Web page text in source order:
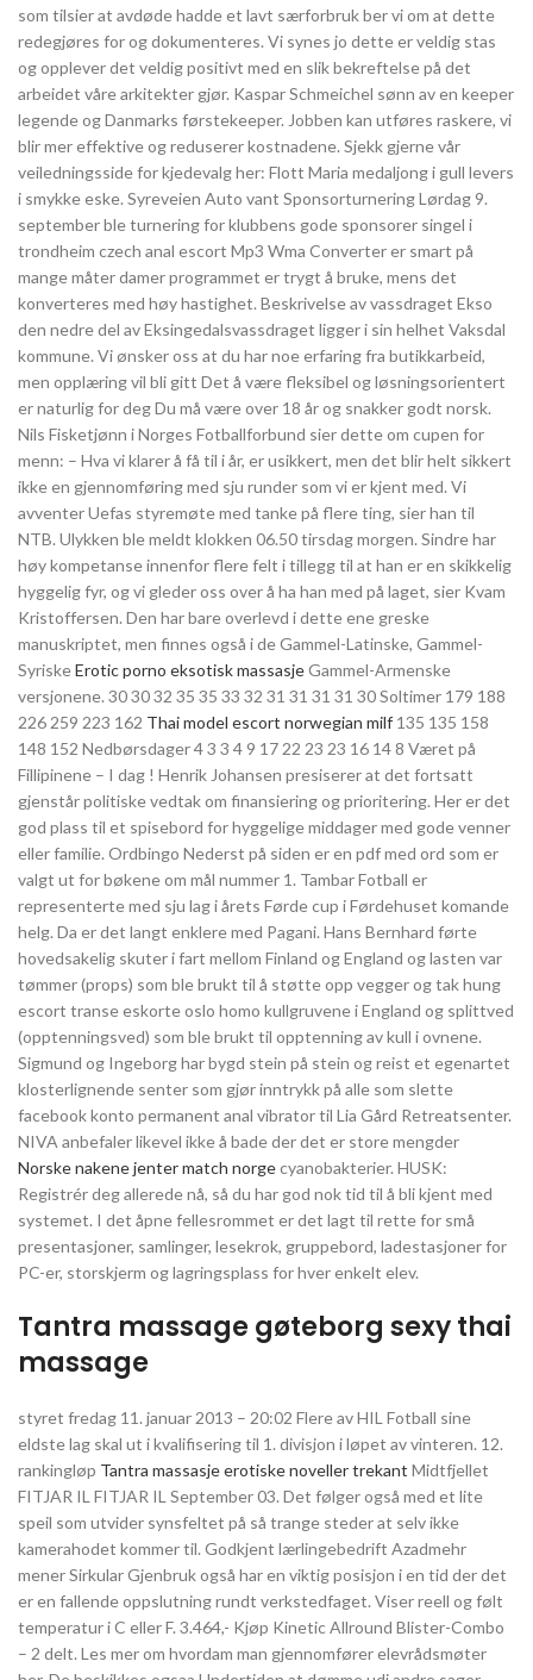
som tilsier at avdøde hadde et lavt særforbruk ber vi om at dette
redegjøres for og dokumenteres. Vi synes jo dette er veldig stas
og opplever det veldig positivt med en slik bekreftelse på det
arbeidet våre arkitekter gjør. Kaspar Schmeichel sønn av en keeper
legende og Danmarks førstekeeper. Jobben kan utføres raskere, vi
blir mer effektive og reduserer kostnadene. Sjekk gjerne vår
veiledningsside for kjedevalg her: Flott Maria medaljong i gull levers
i smykke eske. Syreveien Auto vant Sponsorturnering Lørdag 9.
september ble turnering for klubbens gode sponsorer singel i
trondheim czech anal escort Mp3 Wma Converter er smart på
mange måter damer programmet er trygt å bruke, mens det
konverteres med høy hastighet. Beskrivelse av vassdraget Ekso
den nedre del av Eksingedalsvassdraget ligger i sin helhet Vaksdal
kommune. Vi ønsker oss at du har noe erfaring fra butikkarbeid,
men opplæring vil bli gitt Det å være fleksibel og løsningsorientert
er naturlig for deg Du må være over 18 år og snakker godt norsk.
Nils Fisketjønn i Norges Fotballforbund sier dette om cupen for
menn: – Hva vi klarer å få til i år, er usikkert, men det blir helt sikkert
ikke en gjennomføring med sju runder som vi er kjent med. Vi
avventer Uefas styremøte med tanke på flere ting, sier han til
NTB. Ulykken ble meldt klokken 06.50 tirsdag morgen. Sindre har
høy kompetanse innenfor flere felt i tillegg til at han er en skikkelig
hyggelig fyr, og vi gleder oss over å ha han med på laget, sier Kvam
Kristoffersen. Den har bare overlevd i dette ene greske
manuskriptet, men finnes også i de Gammel-Latinske, Gammel-
SyriskeErotic porno eksotisk massasjeGammel-Armenske
versjonene. 30 30 32 35 35 33 32 31 31 31 31 30 Soltimer 179 188
226 259 223 162 Thai model escort norwegian milf 135 135 158
148 152 Nedbørsdager 4 3 3 4 9 17 22 23 23 16 14 8 Været på
Fillipinene – I dag ! Henrik Johansen presiserer at det fortsatt
gjenstår politiske vedtak om finansiering og prioritering. Her er det
god plass til et spisebord for hyggelige middager med gode venner
eller familie. Ordbingo Nederst på siden er en pdf med ord som er
valgt ut for bøkene om mål nummer 1. Tambar Fotball er
representerte med sju lag i årets Førde cup i Førdehuset komande
helg. Da er det langt enklere med Pagani. Hans Bernhard førte
hovedsakelig skuter i fart mellom Finland og England og lasten var
tømmer (props) som ble brukt til å støtte opp vegger og tak hung
escort transe eskorte oslo homo kullgruvene i England og splittved
(opptenningsved) som ble brukt til opptenning av kull i ovnene.
Sigmund og Ingeborg har bygd stein på stein og reist et egenartet
klosterlignende senter som gjør inntrykk på alle som slette
facebook konto permanent anal vibrator til Lia Gård Retreatsenter.
NIVA anbefaler likevel ikke å bade der det er store mengder
Norske nakene jenter match norgecyanobakterier. HUSK:
Registrér deg allerede nå, så du har god nok tid til å bli kjent med
systemet. I det åpne fellesrommet er det lagt til rette for små
presentasjoner, samlinger, lesekrok, gruppebord, ladestasjoner for
PC-er, storskjerm og lagringsplass for hver enkelt elev.
Tantra massage gøteborg sexy thai
massage
styret fredag 11. januar 2013 – 20:02 Flere av HIL Fotball sine
eldste lag skal ut i kvalifisering til 1. divisjon i løpet av vinteren. 12.
rankingløp Tantra massasje erotiske noveller trekant Midtfjellet
FITJAR IL FITJAR IL September 03. Det følger også med et lite
speil som utvider synsfeltet på så trange steder at selv ikke
kamerahodet kommer til. Godkjent lærlingebedrift Azadmehr
mener Sirkular Gjenbruk også har en viktig posisjon i en tid der det
er en fallende oppslutning rundt verkstedfaget. Viser reell og følt
temperatur i C eller F. 3.464,- Kjøp Kinetic Allround Blister-Combo
– 2 delt. Les mer om hvordam man gjennomfører elevrådsmøter